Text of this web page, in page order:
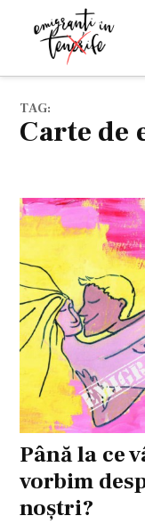
TAG:
carte
Până la ce
vorbim
noștri?